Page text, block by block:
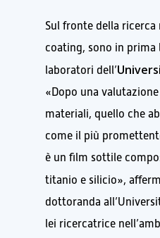
Sul fronte della ricerca
coating, sono in prima
laboratori dell’
«Dopo una
materiali, quello che
come il più
è un film sottile
titanio e silicio»,
dottoranda
lei ricercatrice